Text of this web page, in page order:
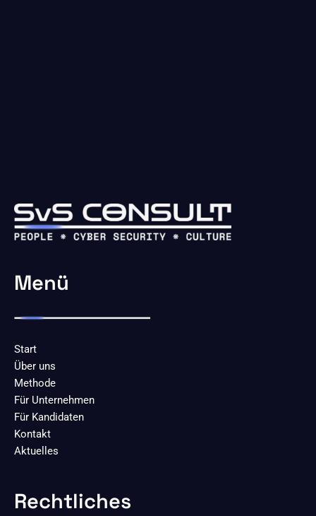
Menü
Start
Über uns
Methode
Für Unternehmen
Für Kandidaten
Kontakt
Aktuelles
Rechtliches